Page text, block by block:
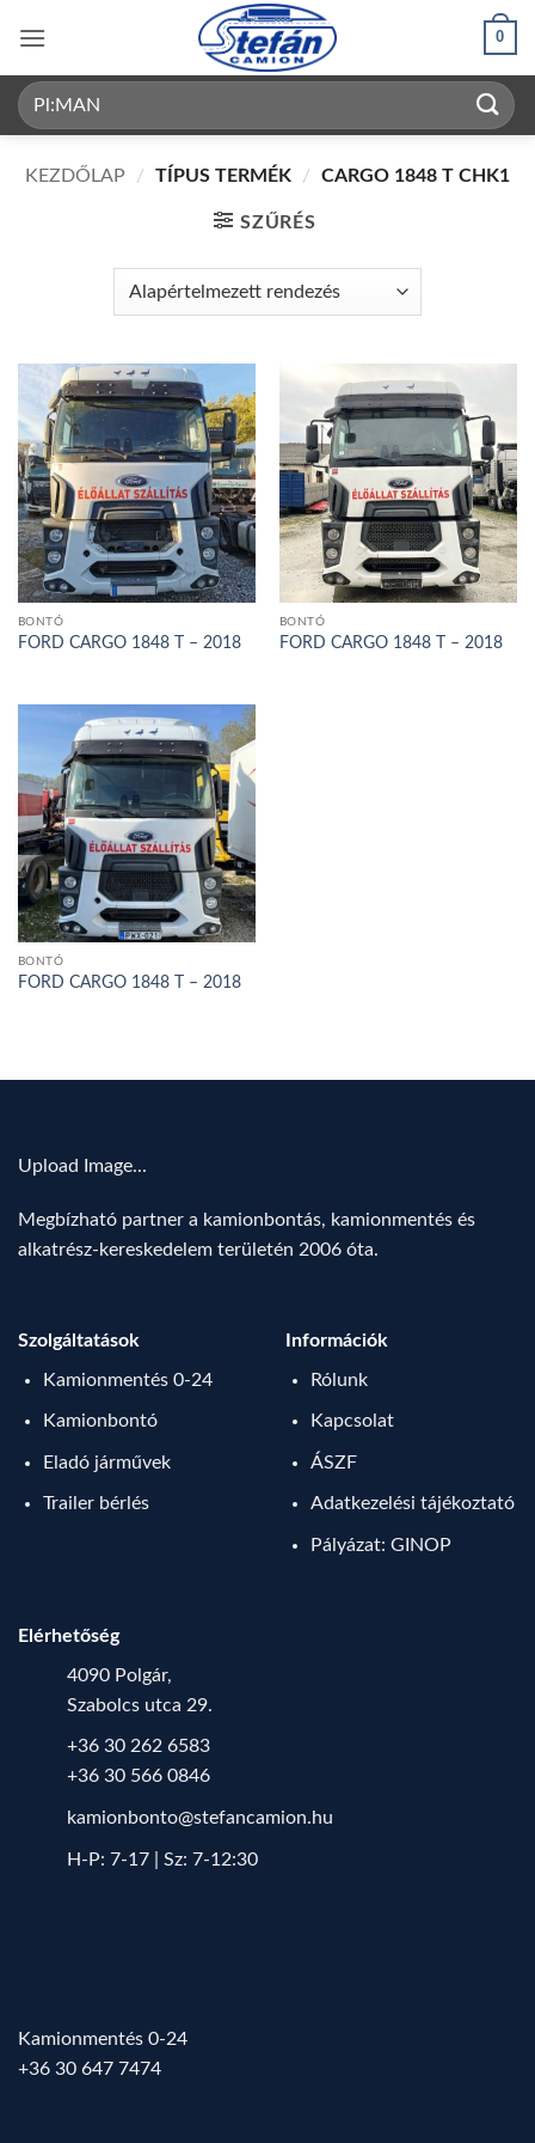
content
0
Keresés
a
KEZDŐLAP / TÍPUS TERMÉK / CARGO 1848 T CHK1
SZŰRÉS
BONTÓ
FORD CARGO 1848 T – 2018
BONTÓ
FORD CARGO 1848 T – 2018
BONTÓ
FORD CARGO 1848 T – 2018
Upload Image...
Megbízható partner a kamionbontás, kamionmentés és
alkatrész-kereskedelem területén 2006 óta.
Szolgáltatások
Kamionmentés 0-24
Kamionbontó
Eladó járművek
Trailer bérlés
Információk
Rólunk
Kapcsolat
ÁSZF
Adatkezelési tájékoztató
Pályázat: GINOP
Elérhetőség
4090 Polgár,
Szabolcs utca 29.
+36 30 262 6583
+36 30 566 0846
kamionbonto@stefancamion.hu
H-P: 7-17 | Sz: 7-12:30
Kamionmentés 0-24
+36 30 647 7474